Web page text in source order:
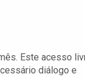
Este acesso
diálogo e